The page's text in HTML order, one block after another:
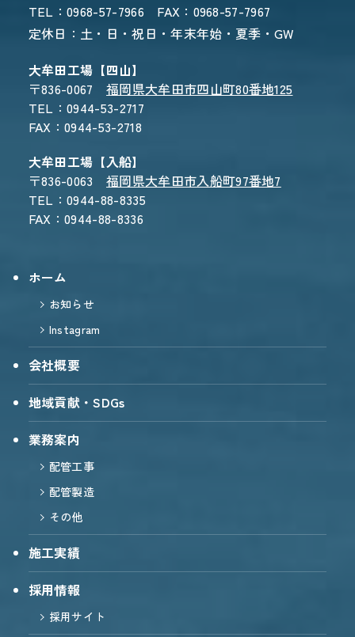
お電話でのお問い合わせ
0968-57-7966
受付時間 8:30〜17:30
WEBからのお問い合わせ
CONTACT FORM
TEL：0968-57-7966 FAX：0968-57-7967
定休日：土・日・祝日・年末年始・夏季・GW
大牟田工場【四山】
〒836-0067福岡県大牟田市四山町80番地125
TEL：0944-53-2717
FAX：0944-53-2718
大牟田工場【入船】
〒836-0063福岡県大牟田市入船町97番地7
TEL：0944-88-8335
FAX：0944-88-8336
ホーム
お知らせ
Instagram
会社概要
地域貢献・SDGs
業務案内
配管工事
配管製造
その他
施工実績
採用情報
採用サイト